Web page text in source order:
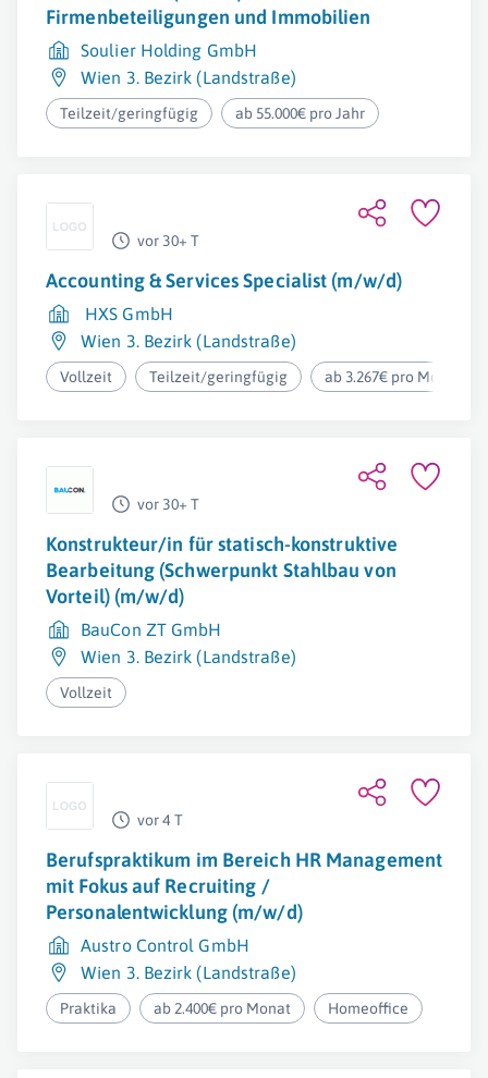
Firmenbeteiligungen und Immobilien
Soulier Holding GmbH
Wien 3. Bezirk (Landstraße)
Teilzeit/geringfügig ab 55.000€ pro Jahr
vor 30+ T
Accounting & Services Specialist (m/w/d)
HXS GmbH
Wien 3. Bezirk (Landstraße)
Vollzeit Teilzeit/geringfügig ab 3.267€ pro Monat
vor 30+ T
Konstrukteur/in für statisch-konstruktive
Bearbeitung (Schwerpunkt Stahlbau von
Vorteil) (m/w/d)
BauCon ZT GmbH
Wien 3. Bezirk (Landstraße)
Vollzeit
vor 4 T
Berufspraktikum im Bereich HR Management
mit Fokus auf Recruiting /
Personalentwicklung (m/w/d)
Austro Control GmbH
Wien 3. Bezirk (Landstraße)
Praktika ab 2.400€ pro Monat Homeoffice